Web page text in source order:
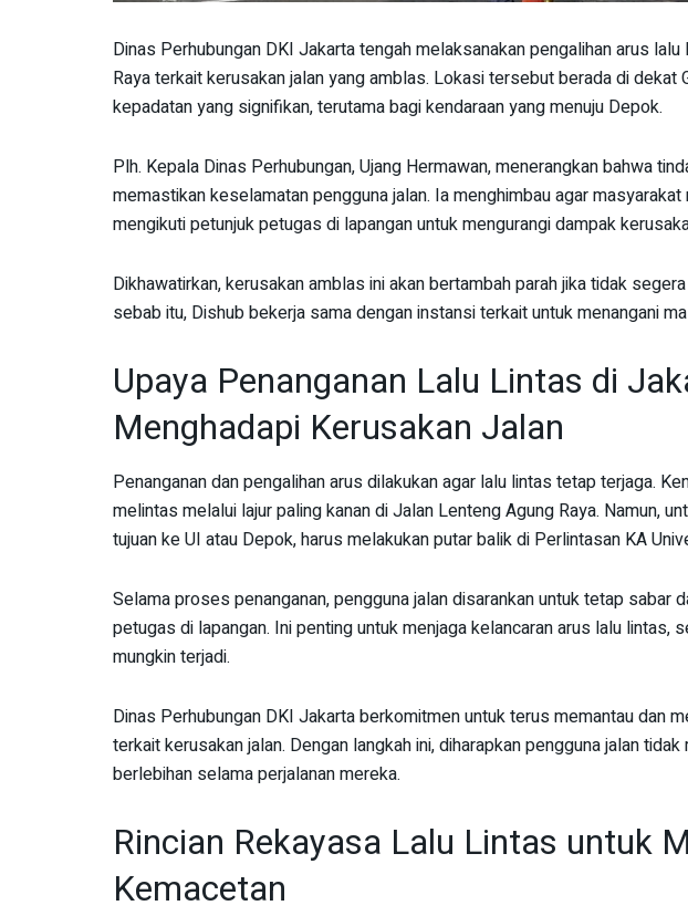
Dinas Perhubungan DKI Jakarta tengah melaksanakan pengalihan arus
Raya terkait kerusakan jalan yang amblas. Lokasi tersebut berada di dekat
kepadatan yang signifikan, terutama bagi kendaraan yang menuju Depok.
Plh. Kepala Dinas Perhubungan, Ujang Hermawan, menerangkan bahwa
memastikan keselamatan pengguna jalan. Ia menghimbau agar
mengikuti petunjuk petugas di lapangan untuk mengurangi dampak
Dikhawatirkan, kerusakan amblas ini akan bertambah parah jika tidak
sebab itu, Dishub bekerja sama dengan instansi terkait untuk menangani
Upaya Penanganan Lalu Lintas di
Menghadapi Kerusakan Jalan
Penanganan dan pengalihan arus dilakukan agar lalu lintas tetap terjaga.
melintas melalui lajur paling kanan di Jalan Lenteng Agung Raya. Namun,
tujuan ke UI atau Depok, harus melakukan putar balik di Perlintasan KA
Selama proses penanganan, pengguna jalan disarankan untuk tetap sabar
petugas di lapangan. Ini penting untuk menjaga kelancaran arus lalu lintas,
mungkin terjadi.
Dinas Perhubungan DKI Jakarta berkomitmen untuk terus memantau dan
terkait kerusakan jalan. Dengan langkah ini, diharapkan pengguna jalan
berlebihan selama perjalanan mereka.
Rincian Rekayasa Lalu Lintas untuk
Kemacetan